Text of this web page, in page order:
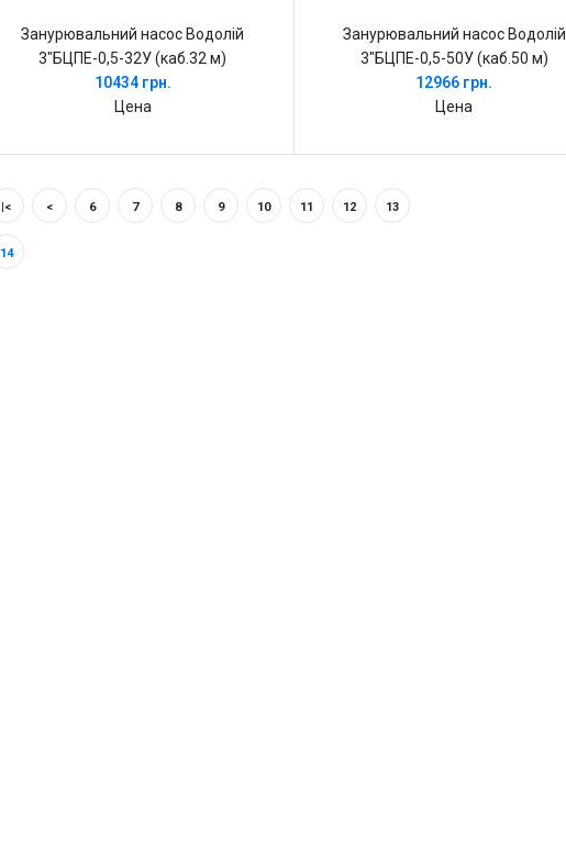
Занурювальний насос Водолій
3"БЦПЕ-0,5-32У (каб.32 м)
10434 грн.
Цена
Занурювальний насос Водолій
3"БЦПЕ-0,5-50У (каб.50 м)
12966 грн.
Цена
|< < 6 7 8 9 10 11 12 13
14